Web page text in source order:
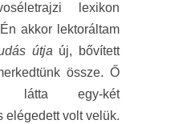
lexikon
akkor lektoráltam
útja új, bővített
össze. Ő
látta egy-két
elégedett volt velük.